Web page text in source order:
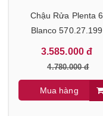
Chậu Rửa Plenta 6
Blanco 570.27.199
3.585.000 đ
4.780.000 đ
Mua hàng